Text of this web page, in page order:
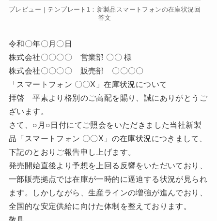
プレビュー｜テンプレート1：新製品スマートフォンの在庫状況回
答文
令和〇年〇月〇日
株式会社〇〇〇〇 営業部 〇〇 様
株式会社〇〇〇〇 販売部 〇〇〇〇
「スマートフォン 〇〇X」在庫状況について
拝啓 平素より格別のご高配を賜り、誠にありがとうご
ざいます。
さて、○月○日付にてご照会をいただきました当社新製
品「スマートフォン 〇〇X」の在庫状況につきまして、
下記のとおりご報告申し上げます。
発売開始直後より予想を上回る反響をいただいており、
一部販売拠点では在庫が一時的に逼迫する状況が見られ
ます。しかしながら、生産ラインの増強が進んでおり、
全国的な安定供給に向けた体制を整えております。